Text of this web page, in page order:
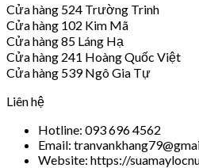
Cửa hàng 524 Trường Trinh
Cửa hàng 102 Kim Mã
Cửa hàng 85 Láng Hạ
Cửa hàng 241 Hoàng Quốc Việt
Cửa hàng 539 Ngô Gia Tự
Liên hệ
Hotline: 093 696 4562
Email:
Website: https://